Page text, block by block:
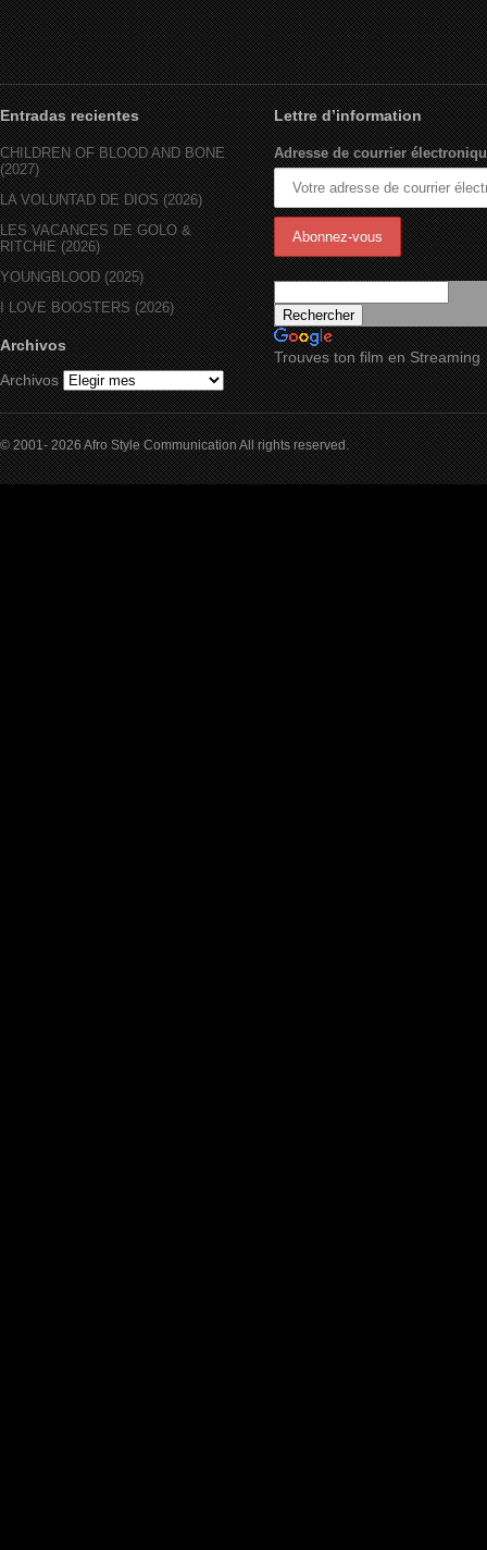
Entradas recientes
CHILDREN OF BLOOD AND BONE
(2027)
LA VOLUNTAD DE DIOS (2026)
LES VACANCES DE GOLO &
RITCHIE (2026)
YOUNGBLOOD (2025)
I LOVE BOOSTERS (2026)
Archivos
Archivos
Lettre d’information
Adresse de courrier
Trouves ton film en Streaming
© 2001- 2026 Afro Style Communication All rights reserved.